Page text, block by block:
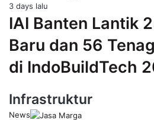
3 days lalu
IAI Banten Lantik
Baru dan 56
di IndoBuildTech
Infrastruktur
News